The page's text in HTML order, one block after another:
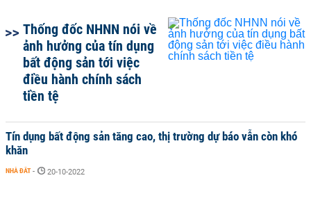
Thống đốc NHNN nói về
ảnh hưởng của tín dụng
bất động sản tới việc
điều hành chính sách
tiền tệ
Tín dụng bất động sản tăng cao, thị trường dự báo vẫn còn khó
khăn
NHÀ ĐẤT - 20-10-2022